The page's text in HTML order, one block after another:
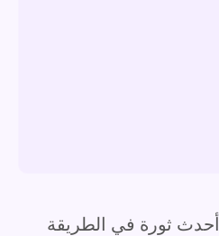
أحدث ثورة في الطريقة